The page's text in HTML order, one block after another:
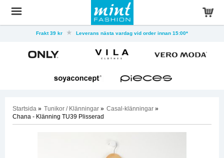
Frakt 39 kr Leverans nästa vardag vid order innan 15:00*
Startsida » Tunikor / Klänningar » Casal-klänningar »
Chana - Klänning TU39 Plisserad